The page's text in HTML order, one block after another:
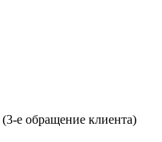
(3-е обращение клиента)